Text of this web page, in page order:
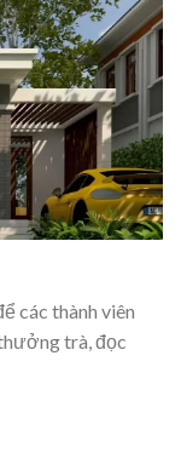
các thành viên
trà, đọc